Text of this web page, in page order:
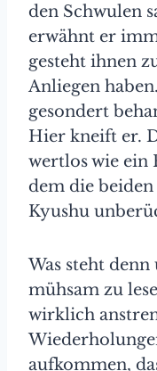
den Schwulen
erwähnt er
gesteht ihnen
Anliegen
gesondert
Hier kneift er.
wertlos wie ein
dem die
Kyushu
Was steht
mühsam zu
wirklich
aufkommen,